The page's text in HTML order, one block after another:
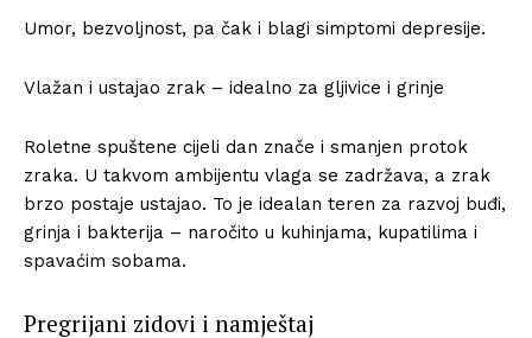
Umor, bezvoljnost, pa čak i blagi simptomi depresije.
Vlažan i ustajao zrak – idealno za gljivice i grinje
Roletne spuštene cijeli dan znače i smanjen protok
zraka. U takvom ambijentu vlaga se zadržava, a zrak
brzo postaje ustajao. To je idealan teren za razvoj buđi,
grinja i bakterija – naročito u kuhinjama, kupatilima i
spavaćim sobama.
Pregrijani zidovi i namještaj